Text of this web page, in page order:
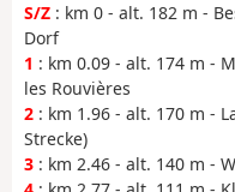
S/Z : km 0 - alt. 182 m -
Dorf
1 : km 0.09 - alt. 174 m -
les Rouvières
2 : km 1.96 - alt. 170 m -
Strecke)
3 : km 2.46 - alt. 140 m -